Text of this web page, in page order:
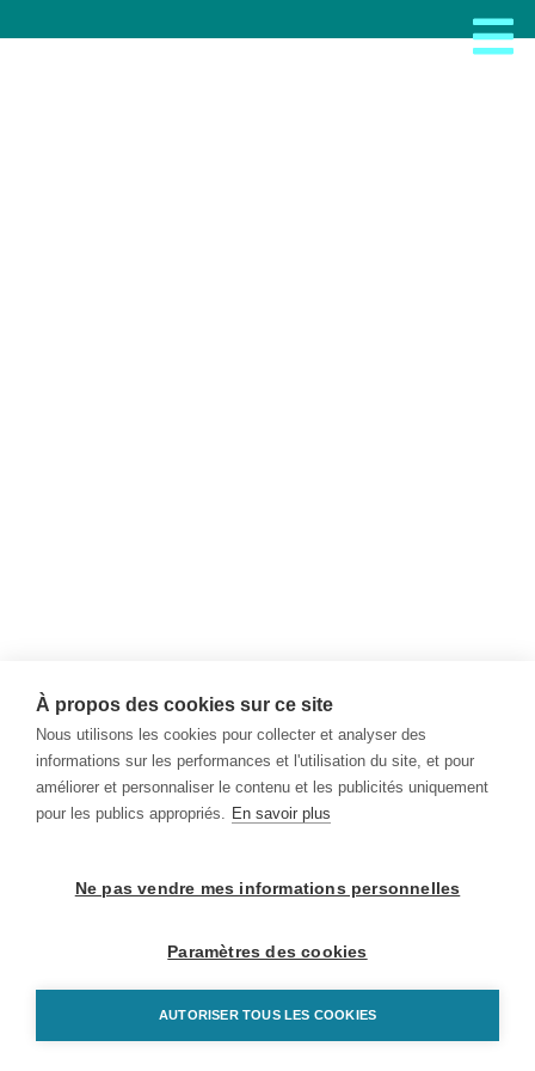
À propos des cookies sur ce site
Nous utilisons les cookies pour collecter et analyser des
informations sur les performances et l'utilisation du site, et pour
améliorer et personnaliser le contenu et les publicités uniquement
pour les publics appropriés. En savoir plus
Ne pas vendre mes informations personnelles
Paramètres des cookies
AUTORISER TOUS LES COOKIES